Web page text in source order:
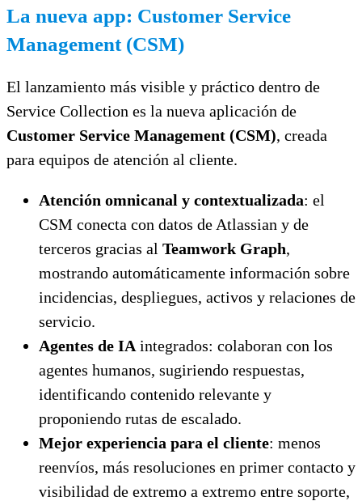
La nueva app: Customer Service
Management (CSM)
El lanzamiento más visible y práctico dentro de
Service Collection es la nueva aplicación de
Customer Service Management (CSM), creada
para equipos de atención al cliente.
Atención omnicanal y contextualizada: el
CSM conecta con datos de Atlassian y de
terceros gracias al Teamwork Graph,
mostrando automáticamente información sobre
incidencias, despliegues, activos y relaciones de
servicio.
Agentes de IA integrados: colaboran con los
agentes humanos, sugiriendo respuestas,
identificando contenido relevante y
proponiendo rutas de escalado.
Mejor experiencia para el cliente: menos
reenvíos, más resoluciones en primer contacto y
visibilidad de extremo a extremo entre soporte,